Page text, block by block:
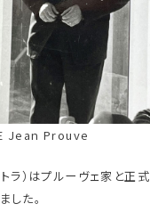
Jean Prouve
ラ）はプルーヴェ家と正
した。